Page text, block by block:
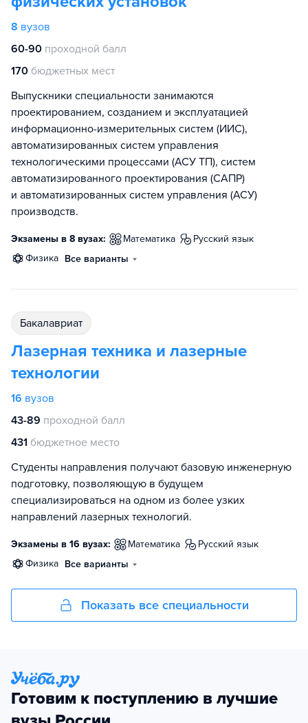
8 вузов
60-90 проходной балл
170 бюджетных мест
Выпускники специальности занимаются
проектированием, созданием и эксплуатацией
информационно-измерительных систем (ИИС),
автоматизированных систем управления
технологическими процессами (АСУ ТП), систем
автоматизированного проектирования (САПР)
и автоматизированных систем управления (АСУ)
производств.
Экзамены в 8 вузах: математика
русский язык
физика Все варианты
бакалавриат
Лазерная техника и лазерные
технологии
16 вузов
43-89 проходной балл
431 бюджетное место
Студенты направления получают базовую инженерную
подготовку, позволяющую в будущем
специализироваться на одном из более узких
направлений лазерных технологий.
Экзамены в 16 вузах: математика
русский язык
физика Все варианты
Показать все специальности
Готовим к поступлению в лучшие